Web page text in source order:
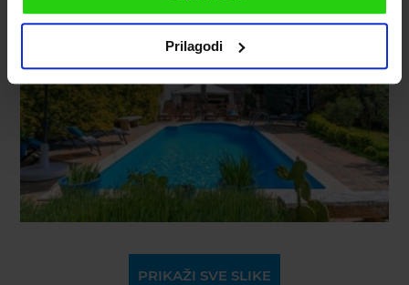
Prilagodi
PRIKAŽI SVE SLIKE